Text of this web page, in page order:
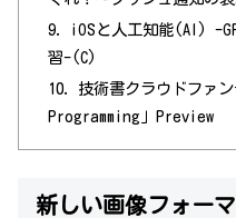
iOSと人工知能(AI) -
習-(C)
技術書クラウドファ
Programming」Preview
新しい画像フォー